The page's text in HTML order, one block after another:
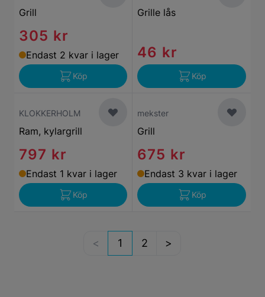
Grill
305 kr
Endast 2 kvar i lager
Köp
Grille lås
46 kr
Köp
KLOKKERHOLM
Ram, kylargrill
797 kr
Endast 1 kvar i lager
Köp
mekster
Grill
675 kr
Endast 3 kvar i lager
Köp
1 2